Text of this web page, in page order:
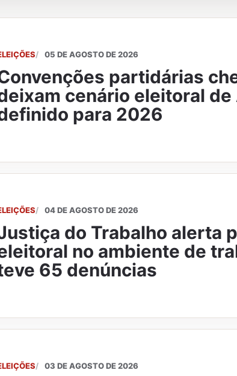
05 DE AGOSTO DE 2026
partidárias
cenário eleitoral de
para 2026
04 DE AGOSTO DE 2026
do Trabalho alerta
no ambiente de
65 denúncias
03 DE AGOSTO DE 2026